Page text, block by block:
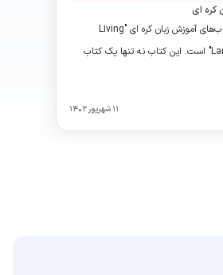
کره ای
یکی از بهترین کتاب‌های آموزش زبان کره ای "Living
Language Korean" است. این کتاب نه‌ تنها یک کتاب
۱۱ شهریور ۱۴۰۲